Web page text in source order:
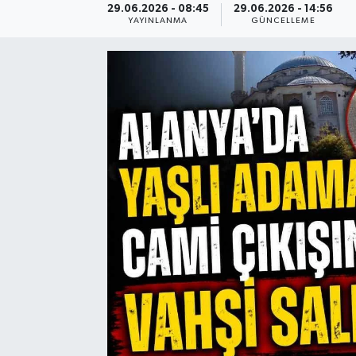
29.06.2026 - 08:45
YAYINLANMA
29.06.2026 - 14:56
GÜNCELLEME